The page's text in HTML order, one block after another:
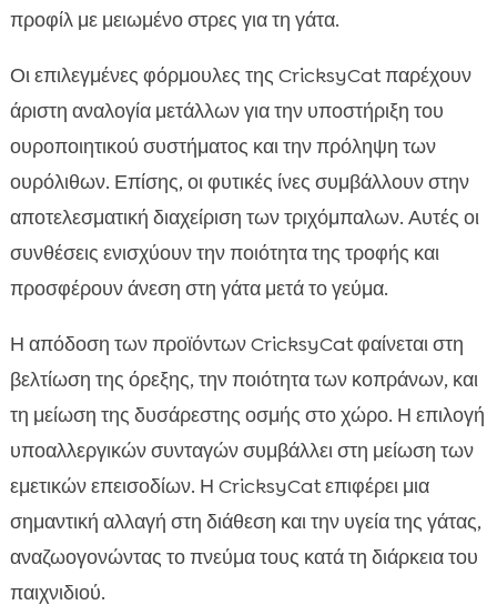
προφίλ με μειωμένο στρες για τη γάτα.
Οι επιλεγμένες φόρμουλες της CricksyCat παρέχουν
άριστη αναλογία μετάλλων για την υποστήριξη του
ουροποιητικού συστήματος και την πρόληψη των
ουρόλιθων. Επίσης, οι φυτικές ίνες συμβάλλουν στην
αποτελεσματική διαχείριση των τριχόμπαλων. Αυτές οι
συνθέσεις ενισχύουν την ποιότητα της τροφής και
προσφέρουν άνεση στη γάτα μετά το γεύμα.
Η απόδοση των προϊόντων CricksyCat φαίνεται στη
βελτίωση της όρεξης, την ποιότητα των κοπράνων, και
τη μείωση της δυσάρεστης οσμής στο χώρο. Η επιλογή
υποαλλεργικών συνταγών συμβάλλει στη μείωση των
εμετικών επεισοδίων. Η CricksyCat επιφέρει μια
σημαντική αλλαγή στη διάθεση και την υγεία της γάτας,
αναζωογονώντας το πνεύμα τους κατά τη διάρκεια του
παιχνιδιού.